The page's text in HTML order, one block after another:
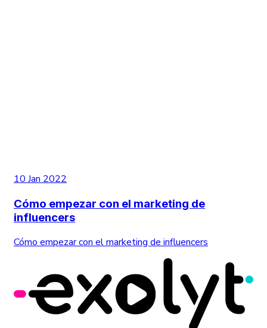
10 Jan 2022
Cómo empezar con el marketing de
influencers
Cómo empezar con el marketing de influencers